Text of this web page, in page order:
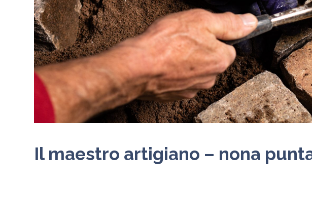
Il maestro artigiano – nona